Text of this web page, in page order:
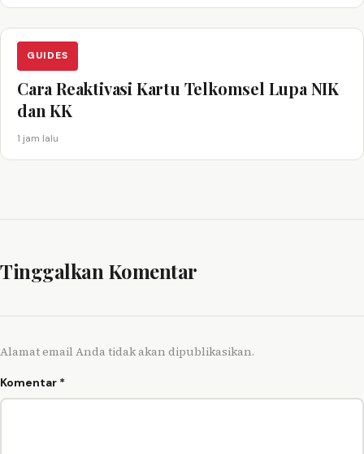
GUIDES
Cara Reaktivasi Kartu Telkomsel Lupa NIK
dan KK
1 jam lalu
Tinggalkan Komentar
Alamat email Anda tidak akan dipublikasikan.
Komentar *